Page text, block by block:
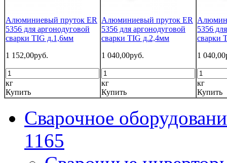
Алюминиевый пруток ER
5356 для аргонодуговой
сварки TIG д.1,6мм
1 152,00руб.
кг
Купить
Алюминиевый пруток ER
5356 для аргонодуговой
сварки TIG д.2,4мм
1 040,00руб.
кг
Купить
5356
сварки
1
кг
Купить
Сварочное
1165